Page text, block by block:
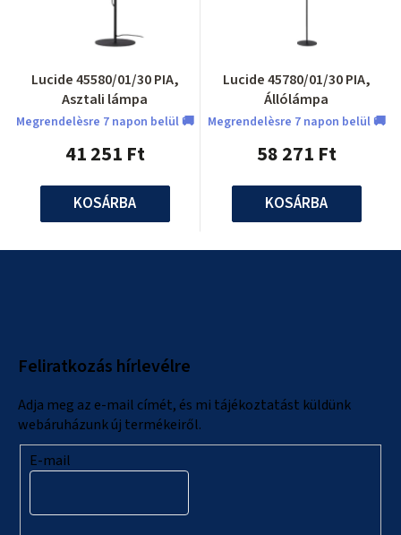
Lucide 45580/01/30 PIA,
Asztali lámpa
Megrendelèsre 7 napon belül 🚚
41 251 Ft
KOSÁRBA
Lucide 45780/01/30 PIA,
Állólámpa
Megrendelèsre 7 napon belül 🚚
58 271 Ft
KOSÁRBA
Feliratkozás hírlevélre
Adja meg az e-mail címét, és mi tájékoztatást küldünk
webáruházunk új termékeiről.
E-mail